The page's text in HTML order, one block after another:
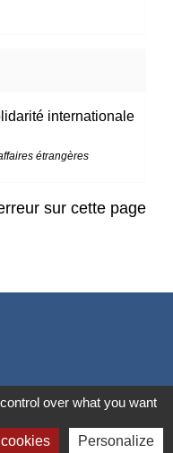
internationale
étrangères
sur cette page
over what you want
Personalize